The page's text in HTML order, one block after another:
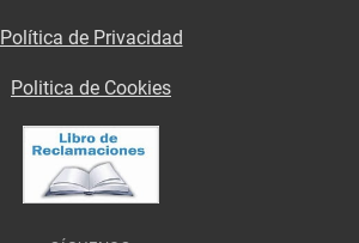
Política de Privacidad
Politica de Cookies